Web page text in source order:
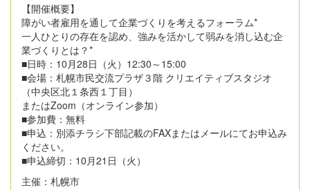
【開催概要】
障がい者雇用を通して企業づくりを考えるフォーラム*
一人ひとりの存在を認め、強みを活かして弱みを消し込む企
業づくりとは？*
■日時：10月28日（火）12:30～15:00
■会場：札幌市民交流プラザ３階 クリエイティブスタジオ
（中央区北１条西１丁目）
またはZoom（オンライン参加）
■参加費：無料
■申込：別添チラシ下部記載のFAXまたはメールにてお申込み
ください。
■申込締切：10月21日（火）
主催：札幌市